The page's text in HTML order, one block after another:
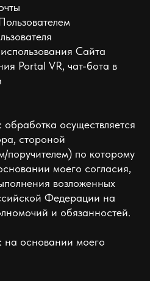
Сайта
Portal VR, чат-бота в
осуществляется
стороной
поручителем) по которому
моего согласия,
возложенных
Федерации на
и обязанностей.
основании моего